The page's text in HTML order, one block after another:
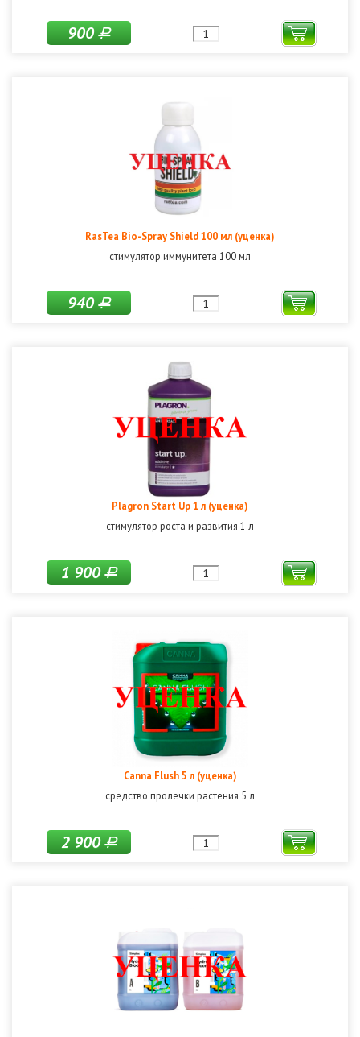
900Р
RasTea Bio-Spray Shield 100 мл (уценка)
стимулятор иммунитета 100 мл
940Р
Plagron Start Up 1 л (уценка)
стимулятор роста и развития 1 л
1 900Р
Canna Flush 5 л (уценка)
средство пролечки растения 5 л
2 900Р